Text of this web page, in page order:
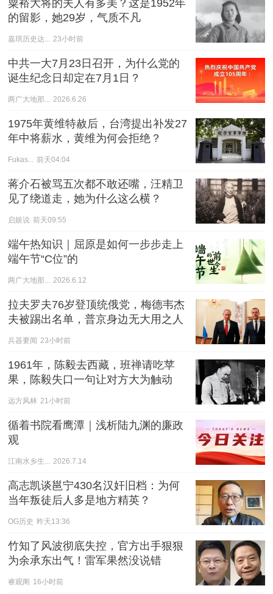
粟裕大将的夫人有多美？这是1952年
的留影，她29岁，气质不凡
嘉琪历史达... 23小时前
中共一大7月23日召开，为什么党的
诞生纪念日却定在7月1日？
两广大地那... 2026.6.26
1975年黄维特赦后，台湾提出补发27
年中将薪水，黄维为何会拒绝？
Fukas... 前天04:04
蒋介石被骂五次都不敢还嘴，汪精卫
见了绕道走，她为什么这么横？
启娱说 前天09:55
端午热知识｜屈原是如何一步步走上
端午节“C位”的
两广大地那... 2026.6.12
拉夫罗夫76岁登顶统俄党，梅德韦杰
夫被踢出名单，普京身边无大用之人
兵器要闻 23小时前
1961年，陈毅去西藏，班禅请吃苹
果，陈毅失口一句让对方大为触动
远方风林 21小时前
循着书院看鹰潭｜浅析陆九渊的廉政
观
江南水乡生... 2026.7.14
高志凯谈邕宁430名汉奸旧档：为何
当年叛徒后人多是地方精英？
OG历史 昨天13:36
竹知了风波彻底失控，官方出手狠狠
为余承东出气！雷军果然没说错
睿观阁 16小时前